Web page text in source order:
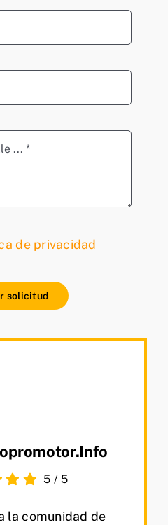
de privacidad
solicitud
5 / 5
la comunidad de